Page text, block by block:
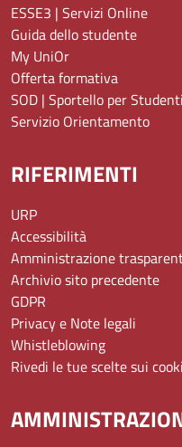
ESSE3 | Servizi Online
Guida dello studente
My UniOr
Offerta formativa
SOD | Sportello per
Servizio Orientamento
RIFERIMENTI
URP
Accessibilità
Amministrazione
Archivio sito precedente
GDPR
Privacy e Note legali
Whistleblowing
Rivedi le tue scelte sui